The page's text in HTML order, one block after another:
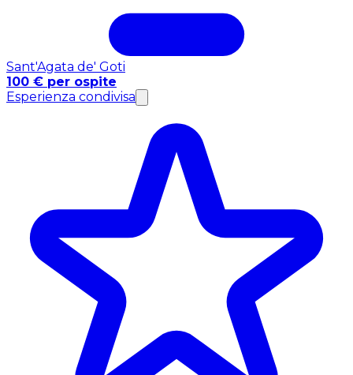
Sant'Agata de' Goti
100 € per ospite
Esperienza condivisa